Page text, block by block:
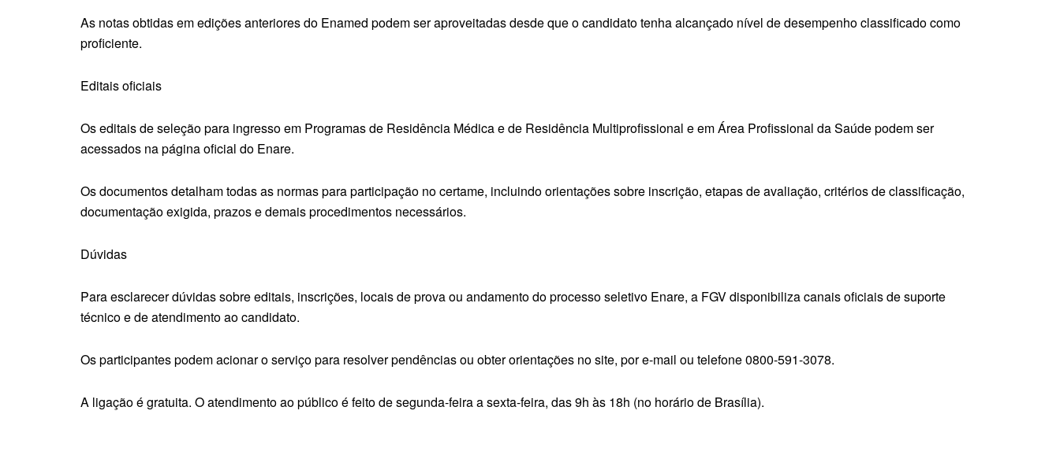
As notas obtidas em edições anteriores do Enamed podem ser aproveitadas desde que o candidato tenha alcançado nível de desempenho classificado como
proficiente.
Editais oficiais
Os editais de seleção para ingresso em Programas de Residência Médica e de Residência Multiprofissional e em Área Profissional da Saúde podem ser
acessados na página oficial do Enare.
Os documentos detalham todas as normas para participação no certame, incluindo orientações sobre inscrição, etapas de avaliação, critérios de classificação,
documentação exigida, prazos e demais procedimentos necessários.
Dúvidas
Para esclarecer dúvidas sobre editais, inscrições, locais de prova ou andamento do processo seletivo Enare, a FGV disponibiliza canais oficiais de suporte
técnico e de atendimento ao candidato.
Os participantes podem acionar o serviço para resolver pendências ou obter orientações no site, por e-mail ou telefone 0800-591-3078.
A ligação é gratuita. O atendimento ao público é feito de segunda-feira a sexta-feira, das 9h às 18h (no horário de Brasília).